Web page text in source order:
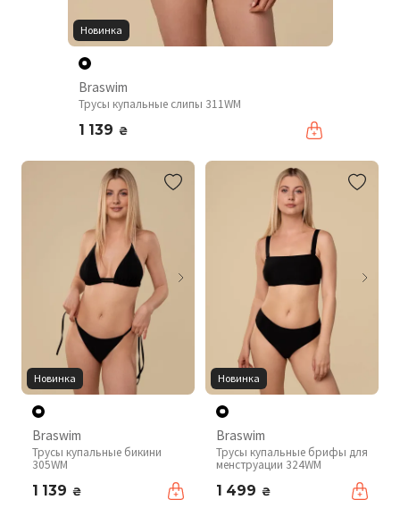
Новинка
Braswim
Трусы купальные слипы 311WM
1 139 ₴
Новинка
Braswim
Трусы купальные бикини
305WM
1 139 ₴
Новинка
Braswim
Трусы купальные брифы для
менструации 324WM
1 499 ₴